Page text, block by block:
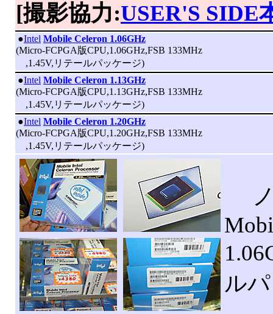
[撮影協力:USER'S SIDE
●Intel Mobile Celeron 1.06GHz
(Micro-FCPGA版CPU,1.06GHz,FSB 133MHz
,1.45V,リテールパッケージ)
●Intel Mobile Celeron 1.13GHz
(Micro-FCPGA版CPU,1.13GHz,FSB 133MHz
,1.45V,リテールパッケージ)
●Intel Mobile Celeron 1.20GHz
(Micro-FCPGA版CPU,1.20GHz,FSB 133MHz
,1.45V,リテールパッケージ)
ノ
ル